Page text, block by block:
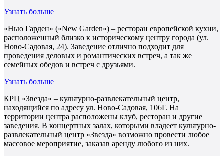
Узнать больше
«Нью Гарден» («New Garden») – ресторан европейской кухни,
расположенный близко к историческому центру города (ул.
Ново-Садовая, 24). Заведение отлично подходит для
проведения деловых и романтических встреч, а так же
семейных обедов и встреч с друзьями.
Узнать больше
КРЦ «Звезда» – культурно-развлекательный центр,
находящийся по адресу ул. Ново-Садовая, 106Г. На
территории центра расположены клуб, ресторан и другие
заведения. В концертных залах, которыми владеет культурно-
развлекательный центр «Звезда» возможно провести любое
массовое мероприятие, заказав аренду любого из них.